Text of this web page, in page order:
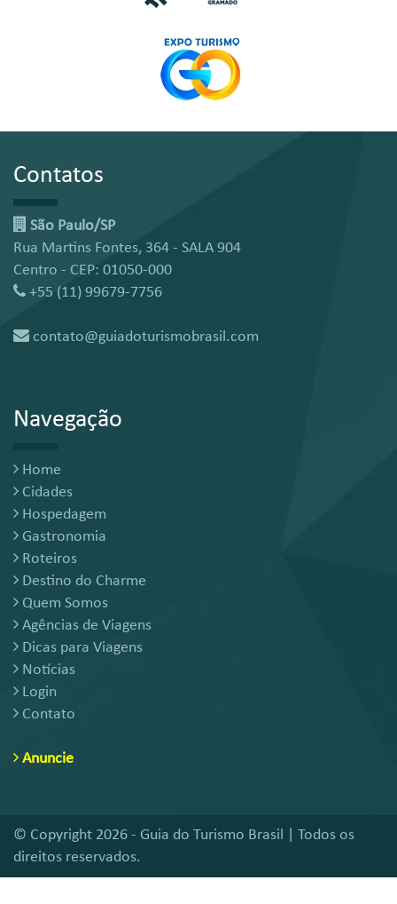
Contatos
São Paulo/SP
Rua Martins Fontes, 364 - SALA 904
Centro - CEP: 01050-000
+55 (11) 99679-7756
contato@guiadoturismobrasil.com
Navegação
Home
Cidades
Hospedagem
Gastronomia
Roteiros
Destino do Charme
Quem Somos
Agências de Viagens
Dicas para Viagens
Notícias
Login
Contato
Anuncie
© Copyright 2026 - Guia do Turismo Brasil | Todos os
direitos reservados.